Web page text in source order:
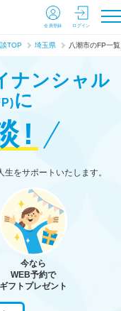
会員登録 ログイン
TOP 埼玉県 八潮市のFP一覧
ナンシャル
に
!
をサポートいたします。
今なら
WEB予約で
ギフトプレゼント